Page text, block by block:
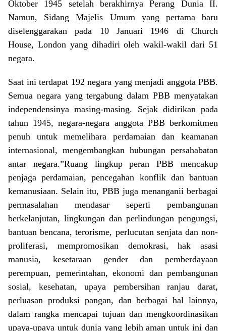
Oktober 1945 setelah berakhirnya Perang Dunia II.
Namun, Sidang Majelis Umum yang pertama baru
diselenggarakan pada 10 Januari 1946 di Church
House, London yang dihadiri oleh wakil-wakil dari 51
negara.
Saat ini terdapat 192 negara yang menjadi anggota PBB.
Semua negara yang tergabung dalam PBB menyatakan
independensinya masing-masing. Sejak didirikan pada
tahun 1945, negara-negara anggota PBB berkomitmen
penuh untuk memelihara perdamaian dan keamanan
internasional, mengembangkan hubungan persahabatan
antar negara.”Ruang lingkup peran PBB mencakup
penjaga perdamaian, pencegahan konflik dan bantuan
kemanusiaan. Selain itu, PBB juga menanganii berbagai
permasalahan mendasar seperti pembangunan
berkelanjutan, lingkungan dan perlindungan pengungsi,
bantuan bencana, terorisme, perlucutan senjata dan non-
proliferasi, mempromosikan demokrasi, hak asasi
manusia, kesetaraan gender dan pemberdayaan
perempuan, pemerintahan, ekonomi dan pembangunan
sosial, kesehatan, upaya pembersihan ranjau darat,
perluasan produksi pangan, dan berbagai hal lainnya,
dalam rangka mencapai tujuan dan mengkoordinasikan
upaya-upaya untuk dunia yang lebih aman untuk ini dan